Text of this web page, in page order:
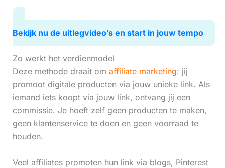
Bekijk nu de uitlegvideo’s en start in jouw tempo
Zo werkt het verdienmodel
Deze methode draait om affiliate marketing: jij
promoot digitale producten via jouw unieke link. Als
iemand iets koopt via jouw link, ontvang jij een
commissie. Je hoeft zelf geen producten te maken,
geen klantenservice te doen en geen voorraad te
houden.
Veel affiliates promoten hun link via blogs, Pinterest